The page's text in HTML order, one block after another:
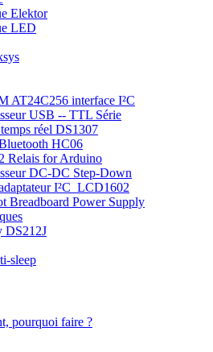
Elektor
LED
AT24C256 interface I²C
USB -- TTL Série
réel DS1307
HC06
Relais for Arduino
DC-DC Step-Down
I²C_LCD1602
Breadboard Power Supply
DS212J
sleep
pourquoi faire ?